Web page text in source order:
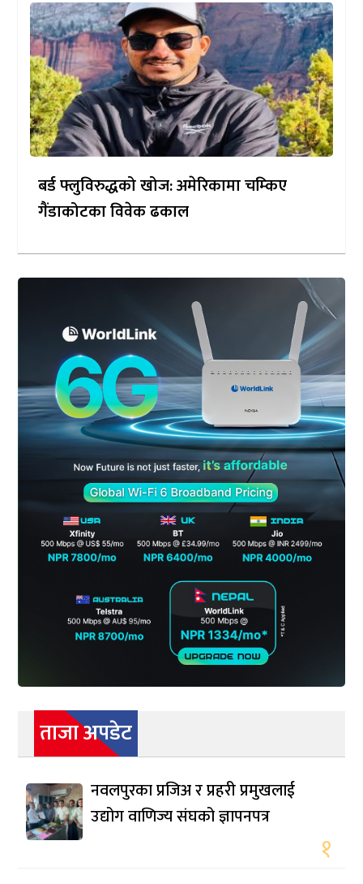
बर्ड फ्लुविरुद्धको खोज: अमेरिकामा चम्किए
गैंडाकोटका विवेक ढकाल
ताजा अपडेट
नवलपुरका प्रजिअ र प्रहरी प्रमुखलाई
उद्योग वाणिज्य संघको ज्ञापनपत्र
१